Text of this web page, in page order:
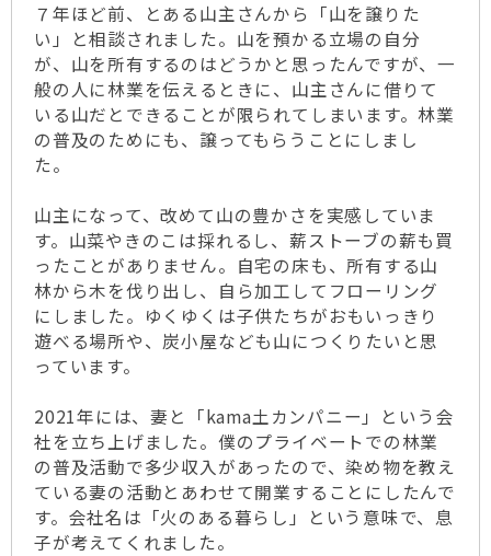
７年ほど前、とある山主さんから「山を譲りた
い」と相談されました。山を預かる立場の自分
が、山を所有するのはどうかと思ったんですが、一
般の人に林業を伝えるときに、山主さんに借りて
いる山だとできることが限られてしまいます。林業
の普及のためにも、譲ってもらうことにしまし
た。
山主になって、改めて山の豊かさを実感していま
す。山菜やきのこは採れるし、薪ストーブの薪も買
ったことがありません。自宅の床も、所有する山
林から木を伐り出し、自ら加工してフローリング
にしました。ゆくゆくは子供たちがおもいっきり
遊べる場所や、炭小屋なども山につくりたいと思
っています。
2021年には、妻と「kama土カンパニー」という会
社を立ち上げました。僕のプライベートでの林業
の普及活動で多少収入があったので、染め物を教え
ている妻の活動とあわせて開業することにしたんで
す。会社名は「火のある暮らし」という意味で、息
子が考えてくれました。